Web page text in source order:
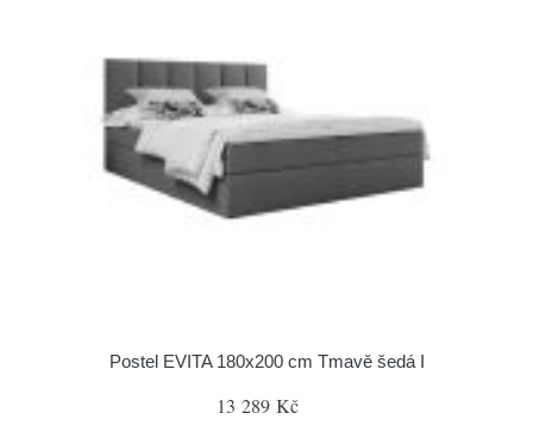
Postel EVITA 180x200 cm Tmavě šedá I
13 289 Kč